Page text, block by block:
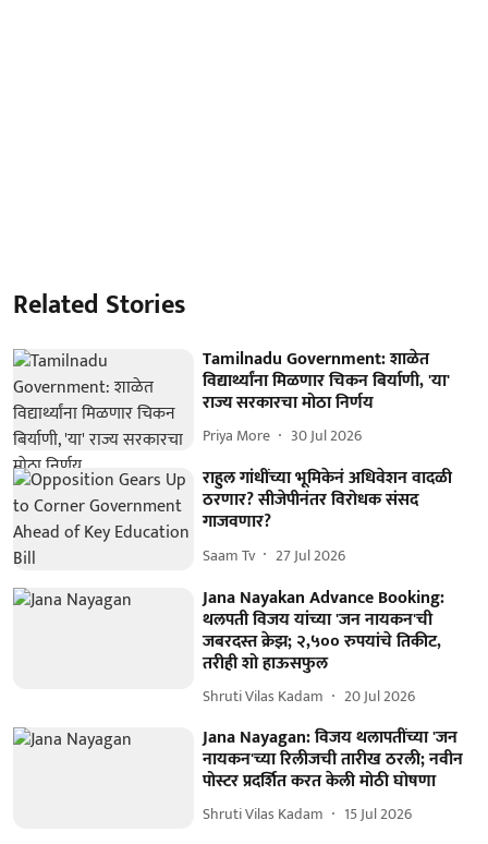
Related Stories
Tamilnadu Government: शाळेत
विद्यार्थ्यांना मिळणार चिकन बिर्याणी, 'या'
राज्य सरकारचा मोठा निर्णय
Priya More 30 Jul 2026
राहुल गांधींच्या भूमिकेनं अधिवेशन वादळी
ठरणार? सीजेपीनंतर विरोधक संसद
गाजवणार?
Saam Tv 27 Jul 2026
Jana Nayakan Advance Booking:
थलपती विजय यांच्या 'जन नायकन'ची
जबरदस्त क्रेझ; २,५०० रुपयांचे तिकीट,
तरीही शो हाऊसफुल
Shruti Vilas Kadam 20 Jul 2026
Jana Nayagan: विजय थलापतींच्या 'जन
नायकन'च्या रिलीजची तारीख ठरली; नवीन
पोस्टर प्रदर्शित करत केली मोठी घोषणा
Shruti Vilas Kadam 15 Jul 2026